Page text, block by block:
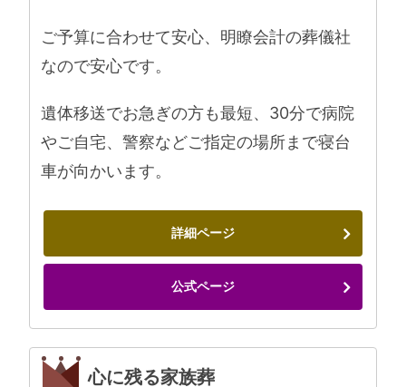
ご予算に合わせて安心、明瞭会計の葬儀社
なので安心です。
遺体移送でお急ぎの方も最短、30分で病院
やご自宅、警察などご指定の場所まで寝台
車が向かいます。
詳細ページ
公式ページ
心に残る家族葬